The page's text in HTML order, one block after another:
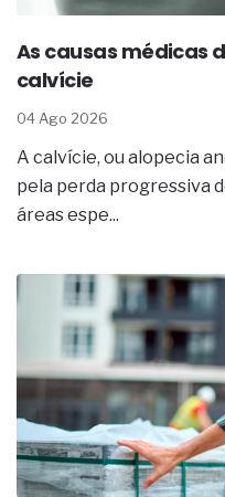
As causas médicas
calvície
04 Ago 2026
A calvície, ou alopecia
pela perda progressiva
áreas espe...